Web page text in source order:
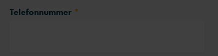
Telefonnummer *